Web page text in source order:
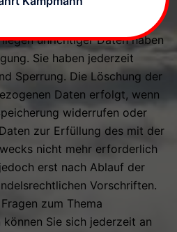
unentgeltlich Auskunft
personenbezogenen
unrichtiger Daten haben
Sie haben jederzeit
Sperrung. Die Löschung der
Daten erfolgt, wenn
widerrufen oder
zur Erfüllung des mit der
nicht mehr erforderlich
erst nach Ablauf der
Vorschriften.
zum Thema
Sie sich jederzeit an